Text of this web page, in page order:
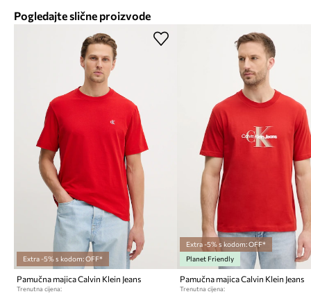
Pogledajte slične proizvode
Extra -5% s kodom: OFF*
Pamučna majica Calvin Klein Jeans
Trenutna cijena:
Extra -5% s kodom: OFF*
Planet Friendly
Pamučna majica Calvin Klein Jeans
Trenutna cijena: